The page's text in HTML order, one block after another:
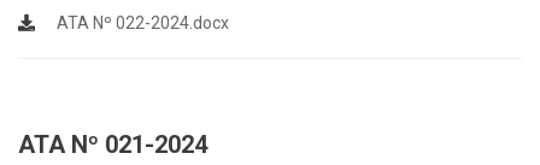
ATA Nº 022-2024.docx
ATA Nº 021-2024